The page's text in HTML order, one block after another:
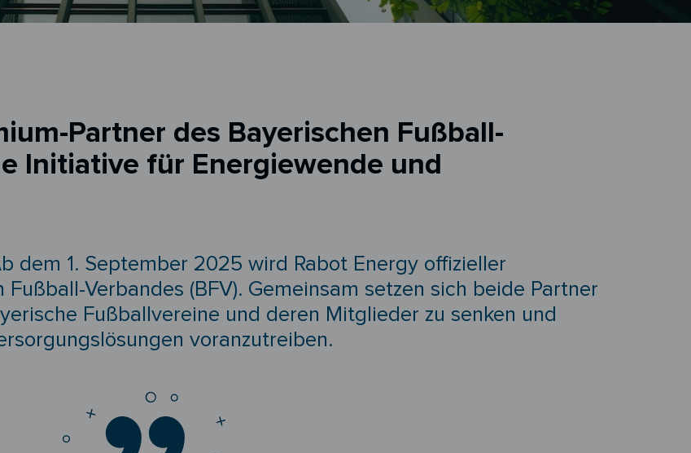
Partner des Bayerischen Fußball-
Initiative für Energiewende und
dem 1. September 2025 wird Rabot Energy offizieller
Verbandes (BFV). Gemeinsam setzen sich beide Partner
Fußballvereine und deren Mitglieder zu senken und
voranzutreiben.